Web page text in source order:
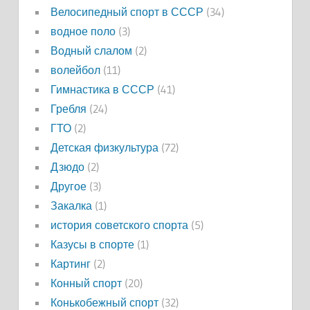
Велосипедный спорт в СССР (34)
водное поло(3)
Водный слалом (2)
волейбол(11)
Гимнастика в СССР (41)
Гребля (24)
ГТО(2)
Детская физкультура (72)
Дзюдо(2)
Другое(3)
Закалка (1)
история советского спорта (5)
Казусы в спорте(1)
Картинг(2)
Конный спорт(20)
Конькобежный спорт(32)